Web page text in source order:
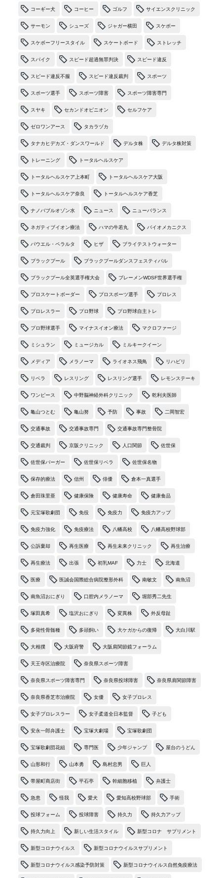
コーギー犬 コーヒー ゴルフ サイエンスクリニック
サーモン シューズ ジャガー横田 スケボー
スケボーフリースタイル スケートボード ストレッチ
スパイク スピード超過無罪判決 スピード違反
スピード違反不服 スピード違反裁判 スポーツ
スポーツ選手 スポーツ障害 スポーツ障害専門
スヤキ セカンドオピニオン セルフケア
ゼロワンアース タカラヅカ
タナカヒデカズ・ダンスワールド デルタ株 デルタ株対策
トレーニング トータルヘルスケア
トータルヘルスケア上本町 トータルヘルスケア大阪
トータルヘルスケア奈良 トータルヘルスケア香芝
ナノバブルオゾン水 ニュース ニューバランス
ネガティブイオン療法 ハマの牛若丸 バイオメカニクス
パウエル・ペラルタ ヒザ ブライテストウォーター
ブラックプール ブラックプールダンスフェスティバル
ブラックプール全英選手権大会 ブレーメンWDSF世界選手権
プロスケートボーダー プロスポーツ選手 プロレス
プロレスラー プロ野球 プロ野球自主トレ
プロ野球選手 マイナスイオン療法 マクロファージ
ミシュラン ミュージカル ミルキークイーン
メディア メラノーマ ライオネス飛鳥 リハビリ
リベラ レスリング レスリング選手 レモンステーキ
ワンピース 中野脳神経外科クリニック 乾利夫医師
亀山つとむ 亀山努 予防 事故 二岡智宏
交通事故 交通事故専門 交通事故専門整骨院
交通裁判 京阪クリニック 人口関節 佐世保
佐世保バーガー 佐世保リベラ 佐世保名物
保存的療法 信州 俳優 倉本一真選手
倉田珠里亜 健康保険 健康寿命 健康食品
元宝塚歌劇団 免役 免疫力 免疫力アップ
免疫力強化 免疫療法 八幡高校 八幡高校野球部
公訴棄却 再生医療 再生未来クリニック 再生治療
再生療法 出張 初乳MAF 力士 北海道
医療 医誠会国際総合病院整形外科 南敏文 南魚沼
南魚沼おにぎり 口腔内メラノーマ 堀部秀二先生
塚田真希 塩沢おにぎり 変異株 外反母趾
多発性骨髄種 多頭飼い 大ケガからの復帰 大白川駅
大相撲 大阪府警 大阪肩関節鏡フォーラム
天王寺区治療院 奈良県スポーツ障害
奈良県スポーツ障害専門 奈良県投球障害 奈良県肩関節障害
奈良県香芝市治療院 女優 女子プロレス
女子プロレスラー 女子柔道全日本監督 子ども
安永一郎弁護士 宝塚大劇場 宝塚歌劇団
宝塚歌劇団花組 専門医 少年ジャンプ 屋台のうどん
山形和行 山本勇 島村忠男 巨人
帯屋町商店街 平石亭 幹細胞移植 弁護士
急患 怪我 愛犬 愛知高校野球部 手術
投球フォーム 投球障害 持久力 持久力アップ
持久力向上 新しい生活スタイル 新型コロナ サプリメント
新型コロナウイルス 新型コロナウイルスサプリメント
新型コロナウイルス感染予防対策 新型コロナウイルス自然免疫療法